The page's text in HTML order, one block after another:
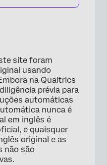
×
site foram
usando
na Qualtrics
prévia para
automáticas
nunca é
em inglês é
e quaisquer
original e as
não são